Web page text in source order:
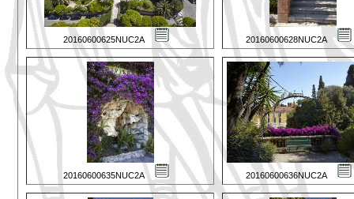
20160600625NUC2A 20160600628NUC2A
20160600635NUC2A 20160600636NUC2A